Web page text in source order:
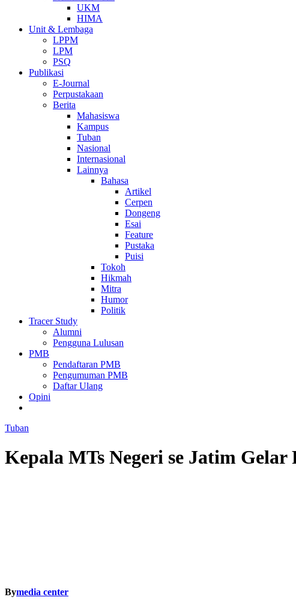
UKM
HIMA
Unit & Lembaga
LPPM
LPM
PSQ
Publikasi
E-Journal
Perpustakaan
Berita
Mahasiswa
Kampus
Tuban
Nasional
Internasional
Lainnya
Bahasa
Artikel
Cerpen
Dongeng
Esai
Feature
Pustaka
Puisi
Tokoh
Hikmah
Mitra
Humor
Politik
Tracer Study
Alumni
Pengguna Lulusan
PMB
Pendaftaran PMB
Pengumuman PMB
Daftar Ulang
Opini
Tuban
Kepala MTs Negeri se Jatim Gelar
Bymedia center